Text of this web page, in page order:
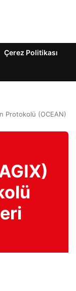
Çerez Politikası
Protokolü (OCEAN)